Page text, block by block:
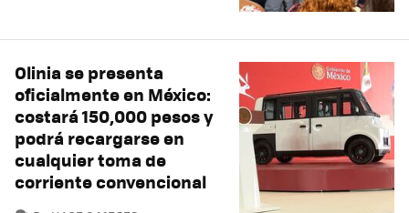
Olinia se presenta
oficialmente en México:
costará 150,000 pesos y
podrá recargarse en
cualquier toma de
corriente convencional